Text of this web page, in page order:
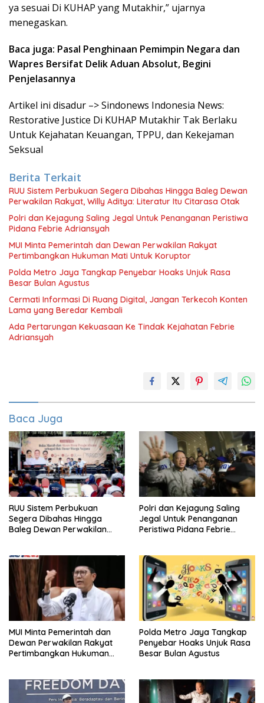
ya sesuai Di KUHAP yang Mutakhir,” ujarnya
menegaskan.
Baca juga: Pasal Penghinaan Pemimpin Negara dan
Wapres Bersifat Delik Aduan Absolut, Begini
Penjelasannya
Artikel ini disadur –> Sindonews Indonesia News:
Restorative Justice Di KUHAP Mutakhir Tak Berlaku
Untuk Kejahatan Keuangan, TPPU, dan Kekejaman
Seksual
Berita Terkait
RUU Sistem Perbukuan Segera Dibahas Hingga Baleg Dewan
Perwakilan Rakyat, Willy Aditya: Literatur Itu Citarasa Otak
Polri dan Kejagung Saling Jegal Untuk Penanganan Peristiwa
Pidana Febrie Adriansyah
MUI Minta Pemerintah dan Dewan Perwakilan Rakyat
Pertimbangkan Hukuman Mati Untuk Koruptor
Polda Metro Jaya Tangkap Penyebar Hoaks Unjuk Rasa
Besar Bulan Agustus
Cermati Informasi Di Ruang Digital, Jangan Terkecoh Konten
Lama yang Beredar Kembali
Ada Pertarungan Kekuasaan Ke Tindak Kejahatan Febrie
Adriansyah
Baca Juga
RUU Sistem Perbukuan
Segera Dibahas Hingga
Baleg Dewan Perwakilan
Polri dan Kejagung Saling
Jegal Untuk Penanganan
Peristiwa Pidana Febrie
MUI Minta Pemerintah dan
Dewan Perwakilan Rakyat
Pertimbangkan Hukuman
Polda Metro Jaya Tangkap
Penyebar Hoaks Unjuk Rasa
Besar Bulan Agustus